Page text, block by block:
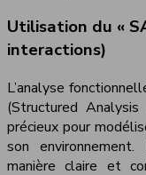
Utilisation du «
interactions)
L’analyse
(Structured
précieux pour
son
manière claire et